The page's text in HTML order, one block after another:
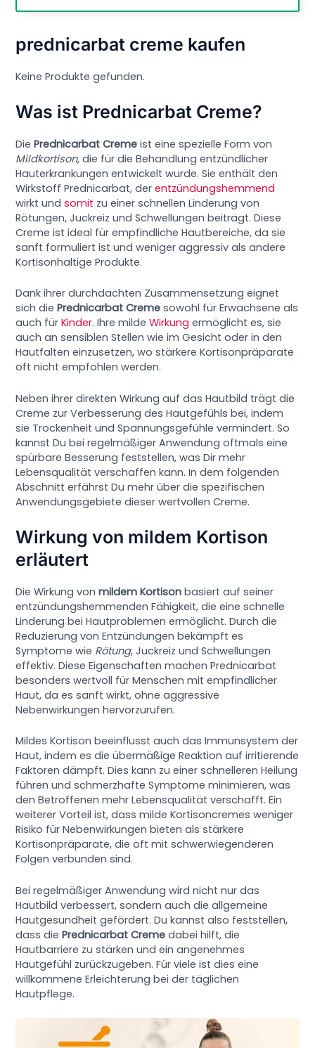
prednicarbat creme kaufen
Keine Produkte gefunden.
Was ist Prednicarbat Creme?
DiePrednicarbat Creme ist eine spezielle Form von
Mildkortison, die für die Behandlung entzündlicher
Hauterkrankungen entwickelt wurde. Sie enthält den
Wirkstoff Prednicarbat, derentzündungshemmend
wirkt undsomit zu einer schnellen Linderung von
Rötungen, Juckreiz und Schwellungen beiträgt. Diese
Creme ist ideal für empfindliche Hautbereiche, da sie
sanft formuliert ist und weniger aggressiv als andere
Kortisonhaltige Produkte.
Dank ihrer durchdachten Zusammensetzung eignet
sich diePrednicarbat Creme sowohl für Erwachsene als
auch fürKinder. Ihre mildeWirkung ermöglicht es, sie
auch an sensiblen Stellen wie im Gesicht oder in den
Hautfalten einzusetzen, wo stärkere Kortisonpräparate
oft nicht empfohlen werden.
Neben ihrer direkten Wirkung auf das Hautbild trägt die
Creme zur Verbesserung des Hautgefühls bei, indem
sie Trockenheit und Spannungsgefühle vermindert. So
kannst Du bei regelmäßiger Anwendung oftmals eine
spürbare Besserung feststellen, was Dir mehr
Lebensqualität verschaffen kann. In dem folgenden
Abschnitt erfährst Du mehr über die spezifischen
Anwendungsgebiete dieser wertvollen Creme.
Wirkung von mildem Kortison
erläutert
Die Wirkung vonmildem Kortison basiert auf seiner
entzündungshemmenden Fähigkeit, die eine schnelle
Linderung bei Hautproblemen ermöglicht. Durch die
Reduzierung von Entzündungen bekämpft es
Symptome wie Rötung, Juckreiz und Schwellungen
effektiv. Diese Eigenschaften machen Prednicarbat
besonders wertvoll für Menschen mit empfindlicher
Haut, da es sanft wirkt, ohne aggressive
Nebenwirkungen hervorzurufen.
Mildes Kortison beeinflusst auch das Immunsystem der
Haut, indem es die übermäßige Reaktion auf irritierende
Faktoren dämpft. Dies kann zu einer schnelleren Heilung
führen und schmerzhafte Symptome minimieren, was
den Betroffenen mehr Lebensqualität verschafft. Ein
weiterer Vorteil ist, dass milde Kortisoncremes weniger
Risiko für Nebenwirkungen bieten als stärkere
Kortisonpräparate, die oft mit schwerwiegenderen
Folgen verbunden sind.
Bei regelmäßiger Anwendung wird nicht nur das
Hautbild verbessert, sondern auch die allgemeine
Hautgesundheit gefördert. Du kannst also feststellen,
dass diePrednicarbat Creme dabei hilft, die
Hautbarriere zu stärken und ein angenehmes
Hautgefühl zurückzugeben. Für viele ist dies eine
willkommene Erleichterung bei der täglichen
Hautpflege.